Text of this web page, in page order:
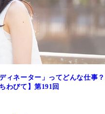
ィネーター」ってどんな仕事？
わびて】第191回